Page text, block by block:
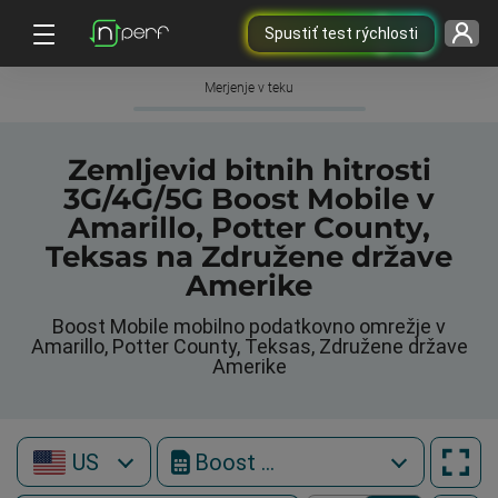
Spustiť test rýchlosti
Merjenje v teku
Zemljevid bitnih hitrosti
3G/4G/5G Boost Mobile v
Amarillo, Potter County,
Teksas na Združene države
Amerike
Boost Mobile mobilno podatkovno omrežje v
Amarillo, Potter County, Teksas, Združene države
Amerike
US Boost Mobile